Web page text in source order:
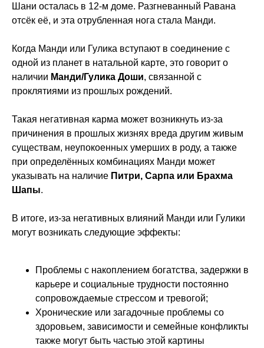
Шани осталась в 12-м доме. Разгневанный Равана
отсёк её, и эта отрубленная нога стала Манди.
Когда Манди или Гулика вступают в соединение с
одной из планет в натальной карте, это говорит о
наличии Манди/Гулика Доши, связанной с
проклятиями из прошлых рождений.
Такая негативная карма может возникнуть из-за
причинения в прошлых жизнях вреда другим живым
существам, неупокоенных умерших в роду, а также
при определённых комбинациях Манди может
указывать на наличие Питри, Сарпа или Брахма
Шапы.
В итоге, из-за негативных влияний Манди или Гулики
могут возникать следующие эффекты:
Проблемы с накоплением богатства, задержки в
карьере и социальные трудности постоянно
сопровождаемые стрессом и тревогой;
Хронические или загадочные проблемы со
здоровьем, зависимости и семейные конфликты
также могут быть частью этой картины